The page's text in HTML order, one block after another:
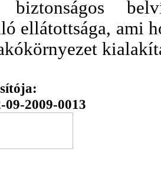
biztonságos
ellátottsága, ami
2009-0013